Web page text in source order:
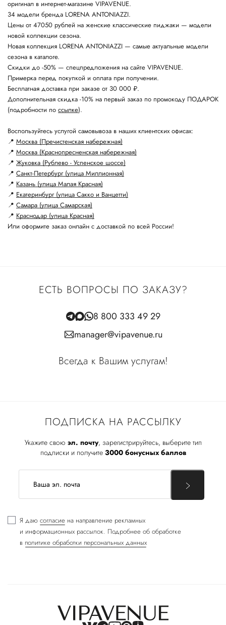
оригинал в интернет-магазине VIPAVENUE.
34 модели бренда LORENA ANTONIAZZI.
Цены от 47050 рублей на женские классические пиджаки — модели
новой коллекции сезона.
Новая коллекция LORENA ANTONIAZZI — самые актуальные модели
сезона в каталоге.
Скидки до -50% — спецпредложения на сайте VIPAVENUE.
Примерка перед покупкой и оплата при получении.
Бесплатная доставка при заказе от 30 000 ₽.
Дополнительная скидка -10% на первый заказ по промокоду ПОДАРОК
(подробности по ссылке).
Воспользуйтесь услугой самовывоза в наших клиентских офисах:
📍 Москва (Пречистенская набережная)
📍 Москва (Краснопресненская набережная)
📍 Жуковка (Рублево - Успенское шоссе)
📍 Санкт-Петербург (улица Миллионная)
📍 Казань (улица Малая Красная)
📍 Екатеринбург (улица Сакко и Ванцетти)
📍 Самара (улица Самарская)
📍 Краснодар (улица Красная)
Или оформите заказ онлайн с доставкой по всей России!
ПОДПИСКА НА РАССЫЛКУ
Укажите свою эл. почту, зарегистрируйтесь, выберите тип
подписки и получите 3000 бонусных баллов
Я даю согласие на направление рекламных
и информационных рассылок. Подробнее об обработке
в политике обработки персональных данных
ЕСТЬ ВОПРОСЫ ПО ЗАКАЗУ?
8 800 333 49 29
manager@vipavenue.ru
Всегда к Вашим услугам!